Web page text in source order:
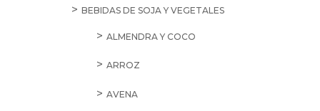
BEBIDAS DE SOJA Y VEGETALES
ALMENDRA Y COCO
ARROZ
AVENA